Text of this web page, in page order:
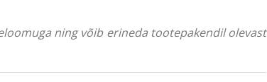
ning võib erineda tootepakendil olevast